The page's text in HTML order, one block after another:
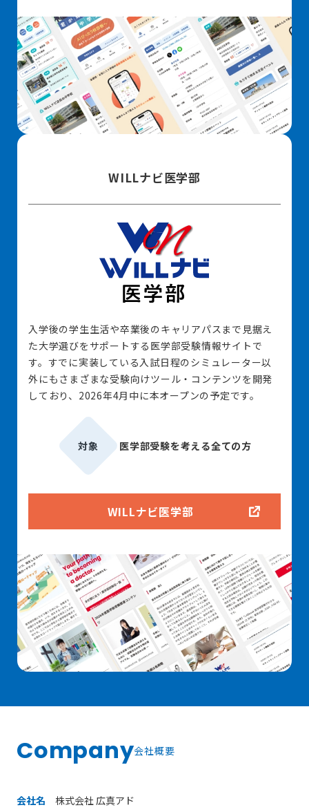
WILLナビ医学部
入学後の学生生活や卒業後のキャリアパスまで見据え
た大学選びをサポートする医学部受験情報サイトで
す。すでに実装している入試日程のシミュレーター以
外にもさまざまな受験向けツール・コンテンツを開発
しており、2026年4月中に本オープンの予定です。
対象 医学部受験を考える全ての方
WILLナビ医学部
Company会社概要
会社名
株式会社 広真アド